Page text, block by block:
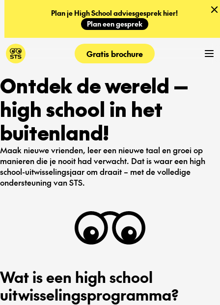
Plan je High School adviesgesprek hier!
Plan een gesprek
Gratis brochure
Ontdek de wereld —
high school in het
buitenland!
Maak nieuwe vrienden, leer een nieuwe taal en groei op
manieren die je nooit had verwacht. Dat is waar een high
school-uitwisselingsjaar om draait – met de volledige
ondersteuning van STS.
Wat is een high school
uitwisselingsprogramma?